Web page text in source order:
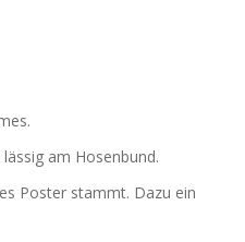
am Hosenbund.
Poster stammt. Dazu ein